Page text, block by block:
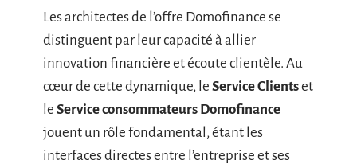
Les architectes de l’offre Domofinance se
distinguent par leur capacité à allier
innovation financière et écoute clientèle. Au
cœur de cette dynamique, le Service Clientset
le Service consommateurs Domofinance
jouent un rôle fondamental, étant les
interfaces directes entre l’entreprise et ses